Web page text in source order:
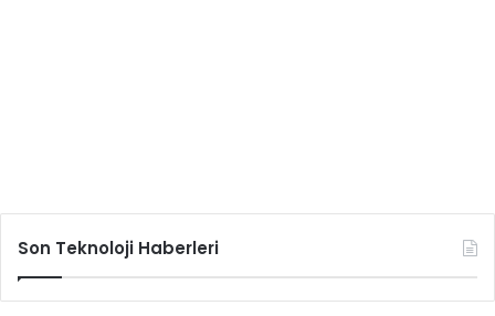
Son Teknoloji Haberleri